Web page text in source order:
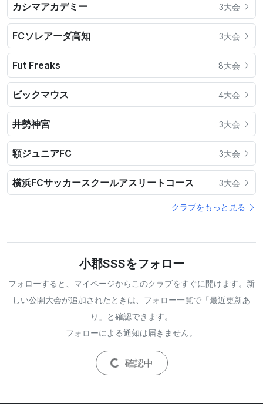
カシマアカデミー 3大会
FCソレアーダ高知 3大会
Fut Freaks 8大会
ビックマウス 4大会
井勢神宮 3大会
額ジュニアFC 3大会
横浜FCサッカースクールアスリートコース 3大会
クラブをもっと見る
小郡SSSをフォロー
フォローすると、マイページからこのクラブをすぐに開けます。新
しい公開大会が追加されたときは、フォロー一覧で「最近更新あ
り」と確認できます。
フォローによる通知は届きません。
確認中